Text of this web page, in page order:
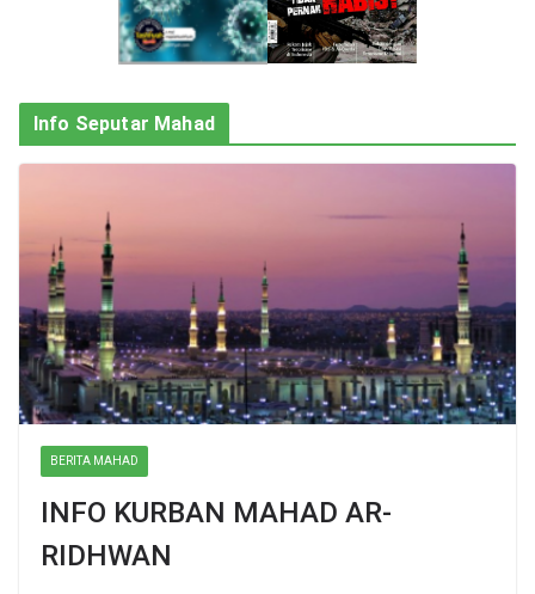
Info Seputar Mahad
BERITA MAHAD
INFO KURBAN MAHAD AR-
RIDHWAN